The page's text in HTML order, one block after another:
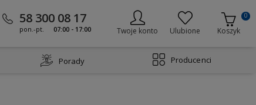
58 300 08 17
pon.-pt. 07:00 - 17:00 Twoje konto Ulubione Koszyk
0
Porady Producenci